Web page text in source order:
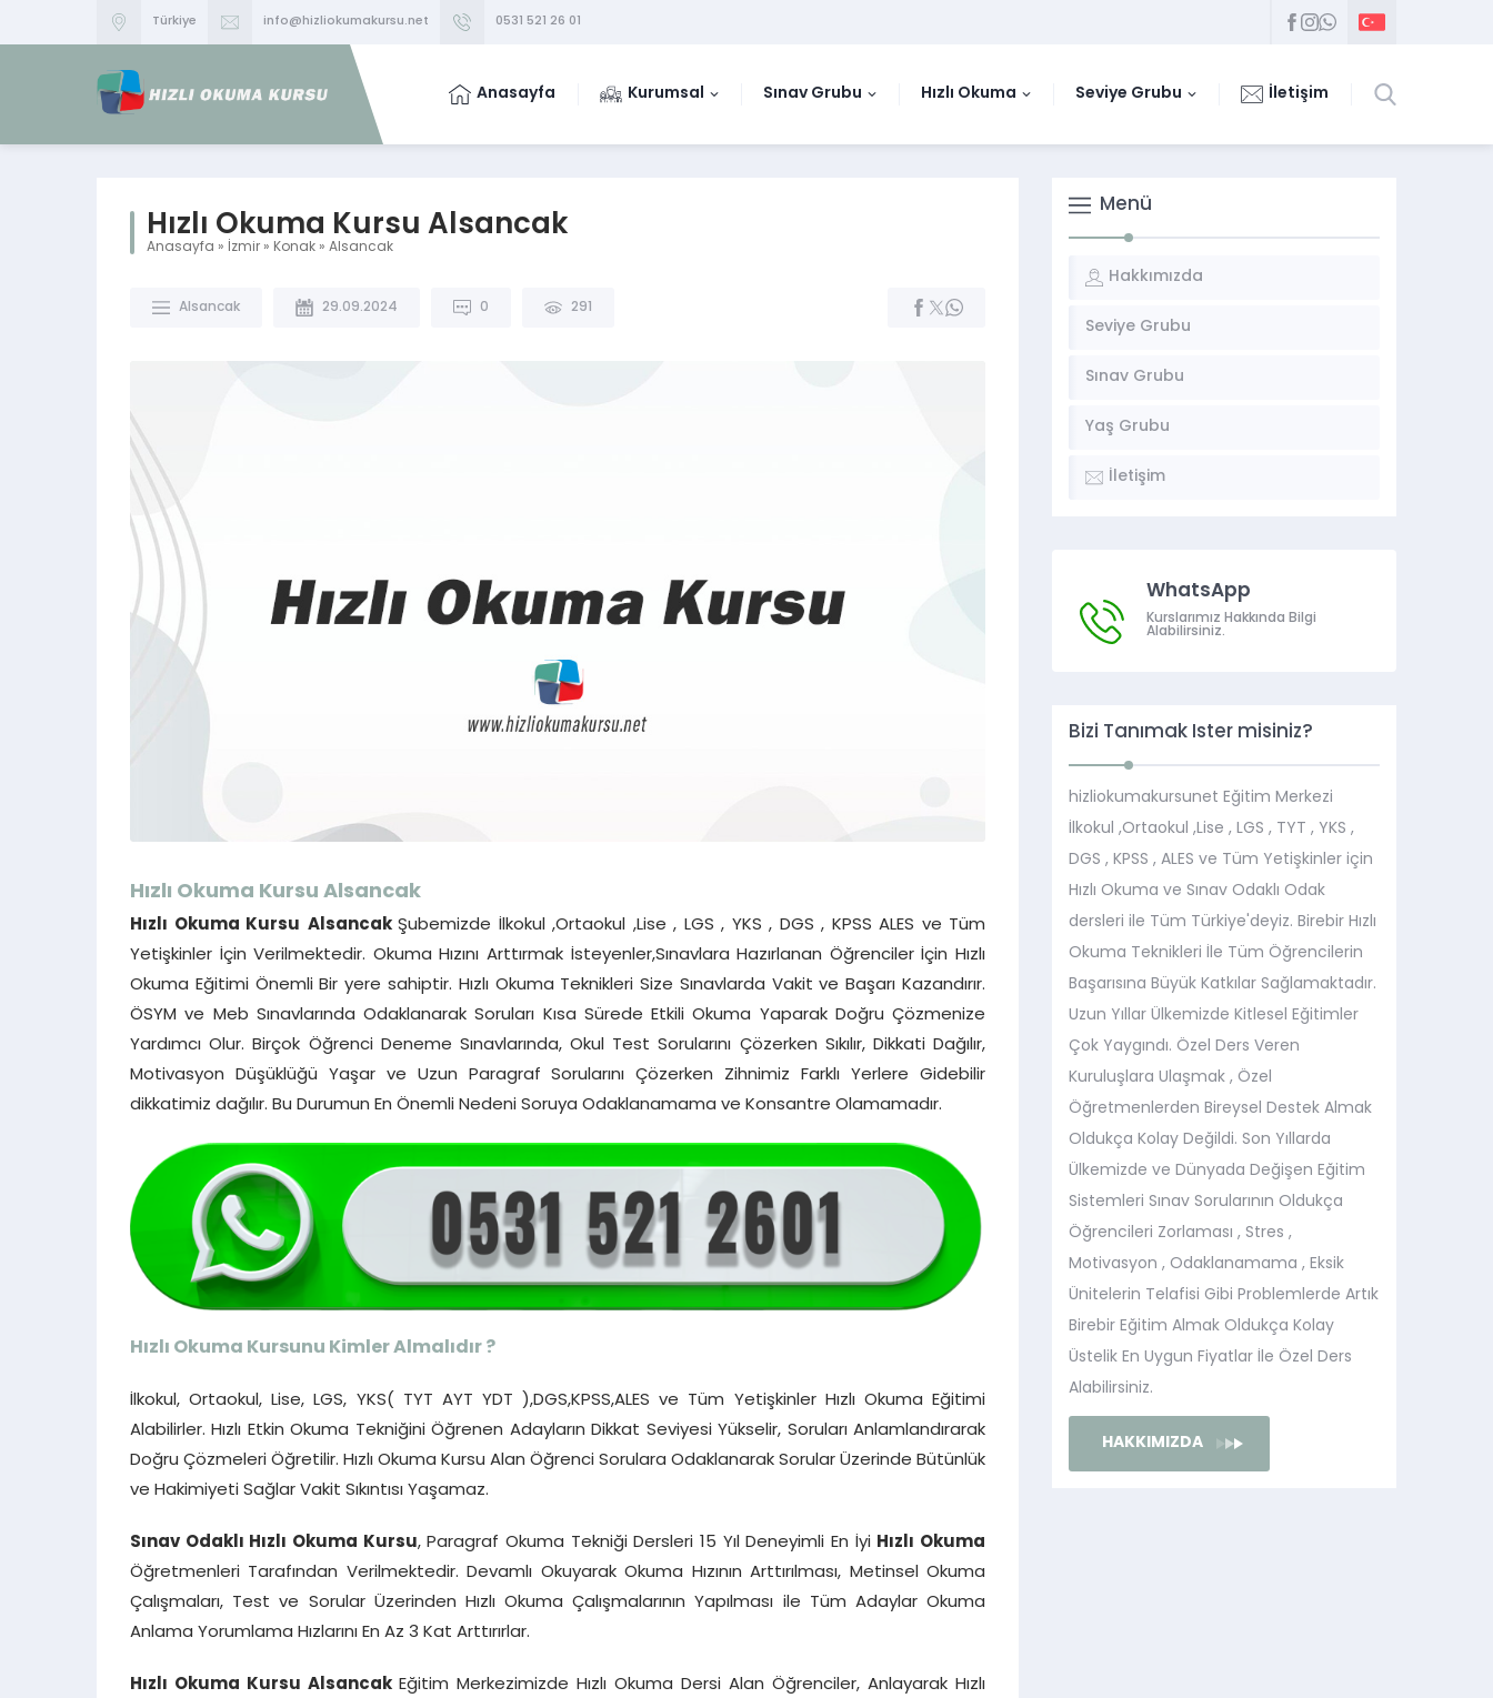
Türkiye info@hizliokumakursu.net 0531 521 26 01
Anasayfa Kurumsal Sınav Grubu Hızlı Okuma Seviye Grubu İletişim
Hızlı Okuma Kursu Alsancak
Anasayfa » İzmir » Konak » Alsancak
Alsancak 29.09.2024 0 291
Hızlı Okuma Kursu Alsancak
Hızlı Okuma Kursu Alsancak Şubemizde İlkokul ,Ortaokul ,Lise , LGS , YKS , DGS , KPSS ALES ve Tüm
Yetişkinler İçin Verilmektedir. Okuma Hızını Arttırmak İsteyenler,Sınavlara Hazırlanan Öğrenciler İçin Hızlı
Okuma Eğitimi Önemli Bir yere sahiptir. Hızlı Okuma Teknikleri Size Sınavlarda Vakit ve Başarı Kazandırır.
ÖSYM ve Meb Sınavlarında Odaklanarak Soruları Kısa Sürede Etkili Okuma Yaparak Doğru Çözmenize
Yardımcı Olur. Birçok Öğrenci Deneme Sınavlarında, Okul Test Sorularını Çözerken Sıkılır, Dikkati Dağılır,
Motivasyon Düşüklüğü Yaşar ve Uzun Paragraf Sorularını Çözerken Zihnimiz Farklı Yerlere Gidebilir
dikkatimiz dağılır. Bu Durumun En Önemli Nedeni Soruya Odaklanamama ve Konsantre Olamamadır.
Hızlı Okuma Kursunu Kimler Almalıdır ?
İlkokul, Ortaokul, Lise, LGS, YKS( TYT AYT YDT ),DGS,KPSS,ALES ve Tüm Yetişkinler Hızlı Okuma Eğitimi
Alabilirler. Hızlı Etkin Okuma Tekniğini Öğrenen Adayların Dikkat Seviyesi Yükselir, Soruları Anlamlandırarak
Doğru Çözmeleri Öğretilir. Hızlı Okuma Kursu Alan Öğrenci Sorulara Odaklanarak Sorular Üzerinde Bütünlük
ve Hakimiyeti Sağlar Vakit Sıkıntısı Yaşamaz.
Sınav Odaklı Hızlı Okuma Kursu, Paragraf Okuma Tekniği Dersleri 15 Yıl Deneyimli En İyi Hızlı Okuma
Öğretmenleri Tarafından Verilmektedir. Devamlı Okuyarak Okuma Hızının Arttırılması, Metinsel Okuma
Çalışmaları, Test ve Sorular Üzerinden Hızlı Okuma Çalışmalarının Yapılması ile Tüm Adaylar Okuma
Anlama Yorumlama Hızlarını En Az 3 Kat Arttırırlar.
Hızlı Okuma Kursu Alsancak Eğitim Merkezimizde Hızlı Okuma Dersi Alan Öğrenciler, Anlayarak Hızlı
Menü
Hakkımızda
Seviye Grubu
Sınav Grubu
Yaş Grubu
İletişim
WhatsApp
Kurslarımız Hakkında Bilgi
Alabilirsiniz.
Bizi Tanımak İster misiniz?
hizliokumakursunet Eğitim Merkezi
İlkokul ,Ortaokul ,Lise , LGS , TYT , YKS ,
DGS , KPSS , ALES ve Tüm Yetişkinler için
Hızlı Okuma ve Sınav Odaklı Odak
dersleri ile Tüm Türkiye'deyiz. Birebir Hızlı
Okuma Teknikleri İle Tüm Öğrencilerin
Başarısına Büyük Katkılar Sağlamaktadır.
Uzun Yıllar Ülkemizde Kitlesel Eğitimler
Çok Yaygındı. Özel Ders Veren
Kuruluşlara Ulaşmak , Özel
Öğretmenlerden Bireysel Destek Almak
Oldukça Kolay Değildi. Son Yıllarda
Ülkemizde ve Dünyada Değişen Eğitim
Sistemleri Sınav Sorularının Oldukça
Öğrencileri Zorlaması , Stres ,
Motivasyon , Odaklanamama , Eksik
Ünitelerin Telafisi Gibi Problemlerde Artık
Birebir Eğitim Almak Oldukça Kolay
Üstelik En Uygun Fiyatlar İle Özel Ders
Alabilirsiniz.
HAKKIMIZDA